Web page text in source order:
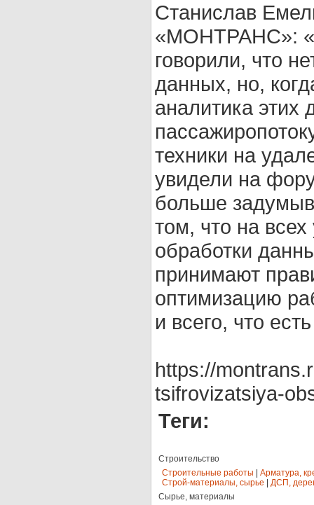
Станислав
«МОНТРАНС»:
говорили, что
данных, но,
аналитика этих
техники на
увидели на
больше
том, что на
обработки
принимают
оптимизацию
и всего, что
https://
tsifrovizatsiya-
Теги:
Строительство
Строительные работы
Арматура,
Строй-материалы, сырье
ДСП,
Сырье, материалы